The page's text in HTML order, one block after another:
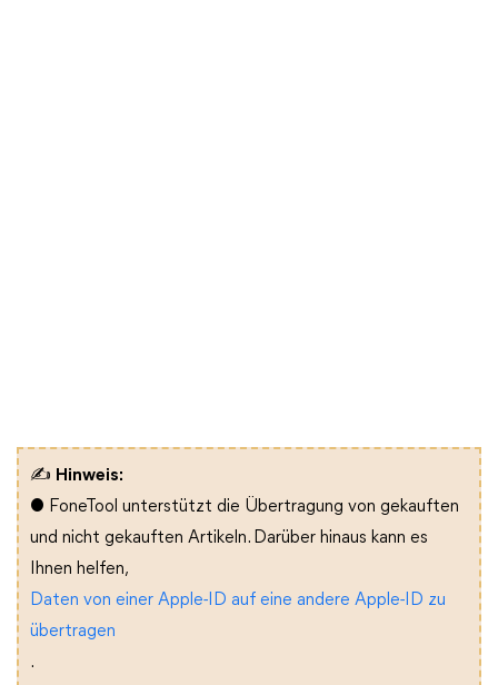
✍ Hinweis:
● FoneTool unterstützt die Übertragung von gekauften
und nicht gekauften Artikeln. Darüber hinaus kann es
Ihnen helfen,
Daten von einer Apple-ID auf eine andere Apple-ID zu
übertragen
.